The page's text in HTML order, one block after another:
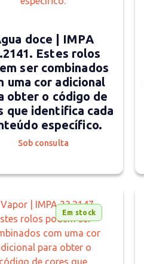
doce | IMPA
Estes rolos
ser combinados
uma cor adicional
obter o código de
que identifica cada
específico.
Sob consulta
Em stock